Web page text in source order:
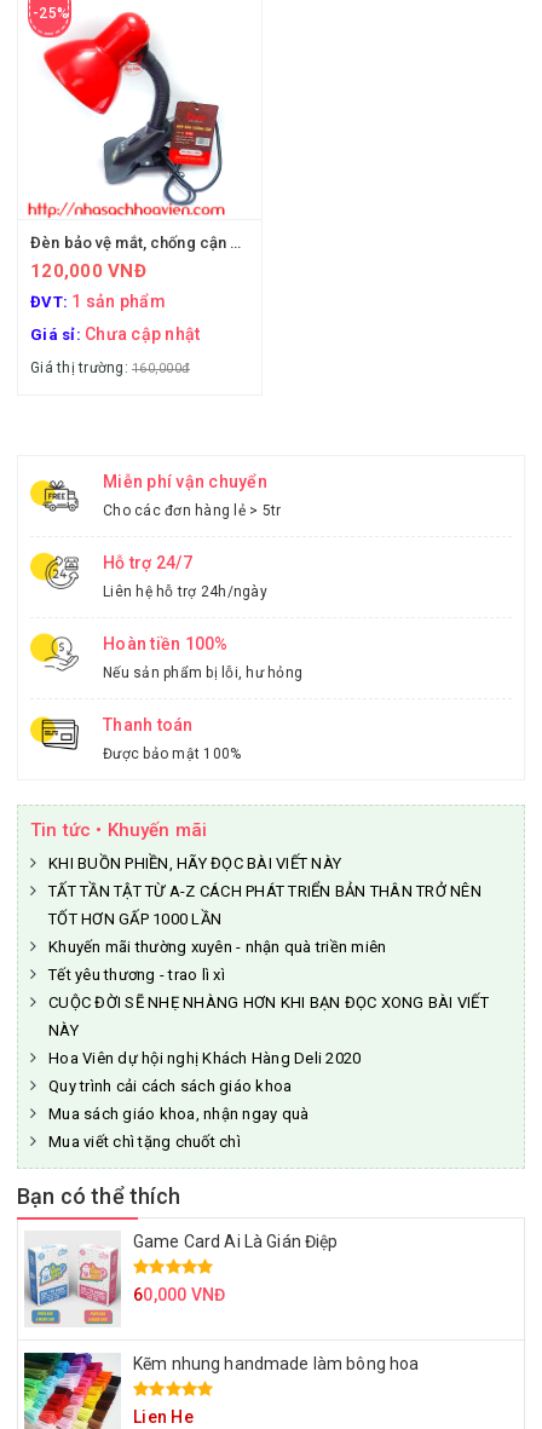
-25%
Đèn bảo vệ mắt, chống cận Eras E358
120,000 VNĐ
ĐVT: 1 sản phẩm
Giá sỉ: Chưa cập nhật
Giá thị trường: 160,000đ
Miễn phí vận chuyển
Cho các đơn hàng lẻ > 5tr
Hỗ trợ 24/7
Liên hệ hỗ trợ 24h/ngày
Hoàn tiền 100%
Nếu sản phẩm bị lỗi, hư hỏng
Thanh toán
Được bảo mật 100%
Tin tức • Khuyến mãi
KHI BUỒN PHIỀN, HÃY ĐỌC BÀI VIẾT NÀY
TẤT TẦN TẬT TỪ A-Z CÁCH PHÁT TRIỂN BẢN THÂN TRỞ NÊN
TỐT HƠN GẤP 1000 LẦN
Khuyến mãi thường xuyên - nhận quà triền miên
Tết yêu thương - trao lì xì
CUỘC ĐỜI SẼ NHẸ NHÀNG HƠN KHI BẠN ĐỌC XONG BÀI VIẾT
NÀY
Hoa Viên dự hội nghị Khách Hàng Deli 2020
Quy trình cải cách sách giáo khoa
Mua sách giáo khoa, nhận ngay quà
Mua viết chì tặng chuốt chì
Bạn có thể thích
Game Card Ai Là Gián Điệp
60,000 VNĐ
Kẽm nhung handmade làm bông hoa
Lien He